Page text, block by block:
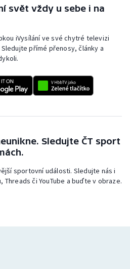
svět vždy u sebe i na
iVysílání ve své chytré televizi
přímé přenosy, články a
Sledujte ČT sport
sportovní události. Sledujte nás i
Threads či YouTube a buďte v obraze.